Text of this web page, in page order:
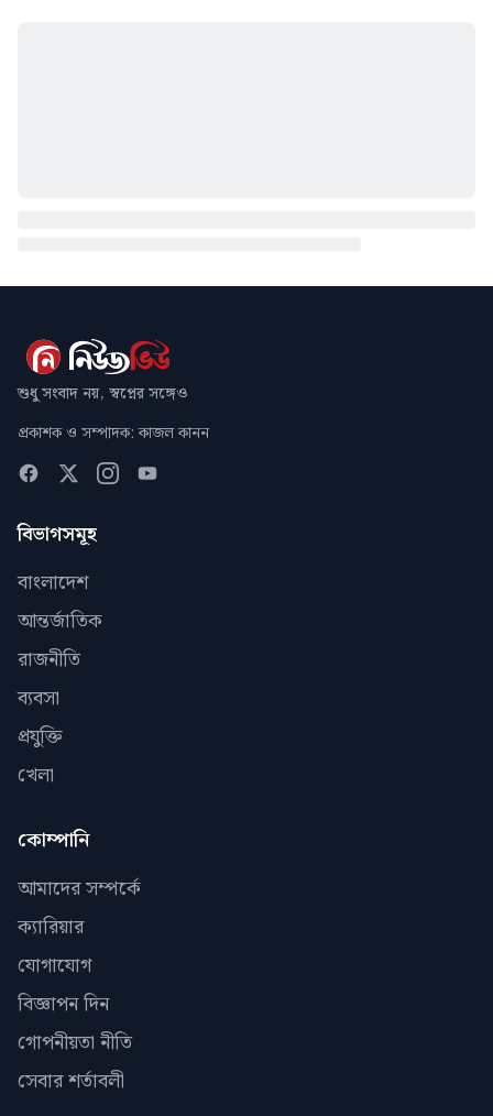
শুধু সংবাদ নয়, স্বপ্নের সঙ্গেও
প্রকাশক ও সম্পাদক: কাজল কানন
বিভাগসমূহ
বাংলাদেশ
আন্তর্জাতিক
রাজনীতি
ব্যবসা
প্রযুক্তি
খেলা
কোম্পানি
আমাদের সম্পর্কে
ক্যারিয়ার
যোগাযোগ
বিজ্ঞাপন দিন
গোপনীয়তা নীতি
সেবার শর্তাবলী